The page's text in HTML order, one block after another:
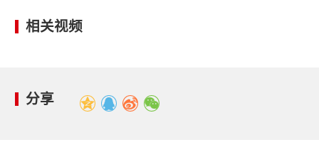
相关视频
分享